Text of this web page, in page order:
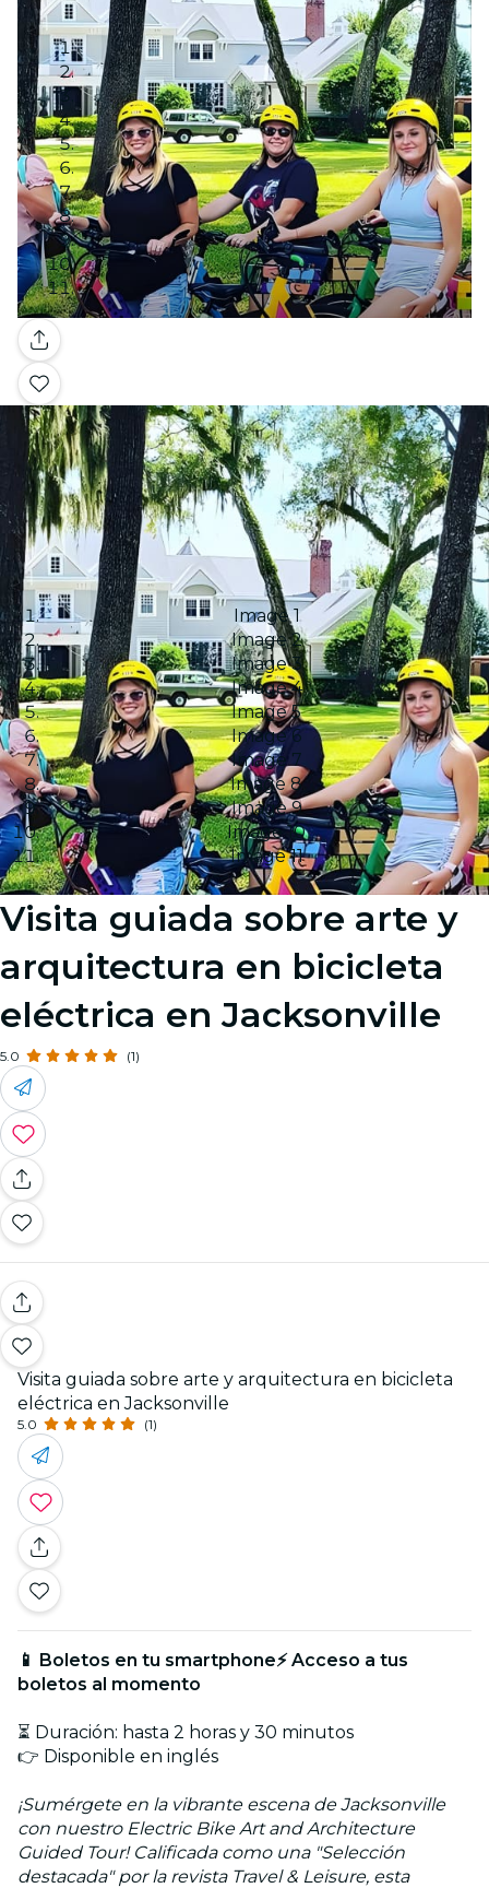
Galería
Image 1
Image 2
Image 3
Image 4
Image 5
Image 6
Image 7
Image 8
Image 9
Image 10
Image 11
Visita guiada sobre arte y
arquitectura en bicicleta
eléctrica en Jacksonville
5.0 (1)
Visita guiada sobre arte y arquitectura en bicicleta
eléctrica en Jacksonville
5.0 (1)
📱 Boletos en tu smartphone⚡ Acceso a tus
boletos al momento
⏳ Duración: hasta 2 horas y 30 minutos
👉 Disponible en inglés
¡Sumérgete en la vibrante escena de Jacksonville
con nuestro Electric Bike Art and Architecture
Guided Tour! Calificada como una "Selección
destacada" por la revista Travel & Leisure, esta